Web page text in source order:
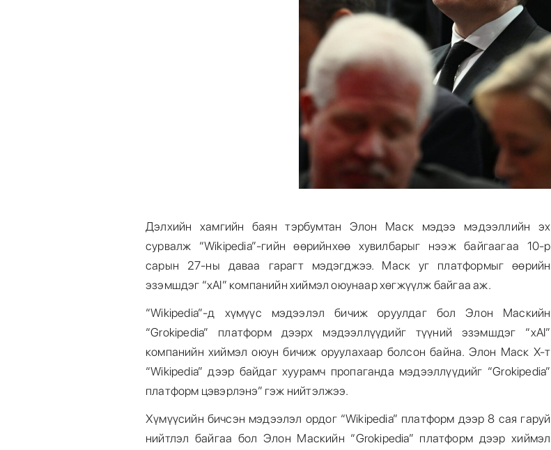
Дэлхийн хамгийн баян тэрбумтан Элон Маск мэдээ мэдээллийн эх
сурвалж “Wikipedia”-гийн өөрийнхөө хувилбарыг нээж байгаагаа 10-р
сарын 27-ны даваа гарагт мэдэгджээ. Маск уг платформыг өөрийн
эзэмшдэг “xAI” компанийн хиймэл оюунаар хөгжүүлж байгаа аж.
“Wikipedia”-д хүмүүс мэдээлэл бичиж оруулдаг бол Элон Маскийн
“Grokipedia” платформ дээрх мэдээллүүдийг түүний эзэмшдэг “xAI”
компанийн хиймэл оюун бичиж оруулахаар болсон байна. Элон Маск X-т
“Wikipedia” дээр байдаг хуурамч пропаганда мэдээллүүдийг “Grokipedia”
платформ цэвэрлэнэ” гэж нийтэлжээ.
Хүмүүсийн бичсэн мэдээлэл ордог “Wikipedia” платформ дээр 8 сая гаруй
нийтлэл байгаа бол Элон Маскийн “Grokipedia” платформ дээр хиймэл